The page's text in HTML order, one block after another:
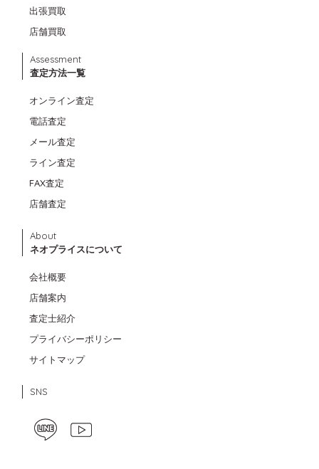
出張買取
店舗買取
Assessment
査定方法一覧
オンライン査定
電話査定
メール査定
ライン査定
FAX査定
店舗査定
About
ネオプライスについて
会社概要
店舗案内
査定士紹介
プライバシーポリシー
サイトマップ
SNS